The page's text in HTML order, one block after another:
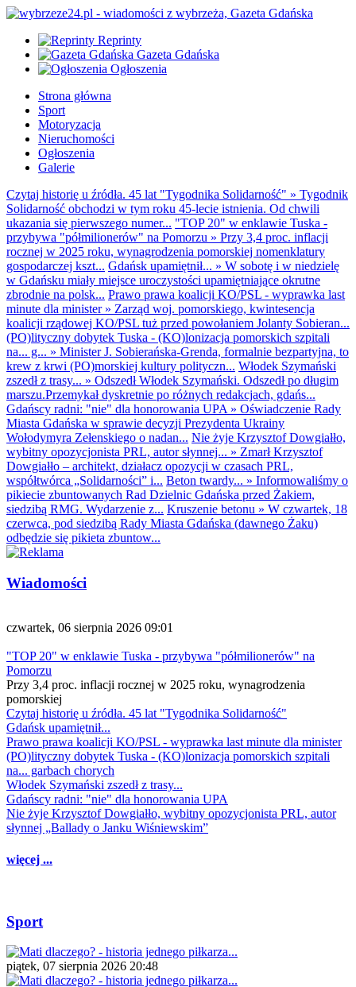
Reprinty
Gazeta Gdańska
Ogłoszenia
Strona główna
Sport
Motoryzacja
Nieruchomości
Ogłoszenia
Galerie
Czytaj historię u źródła. 45 lat "Tygodnika Solidarność" » Tygodnik
Solidarność obchodzi w tym roku 45-lecie istnienia. Od chwili
ukazania się pierwszego numer... "TOP 20" w enklawie Tuska -
przybywa "półmilionerów" na Pomorzu » Przy 3,4 proc. inflacji
rocznej w 2025 roku, wynagrodzenia pomorskiej nomenklatury
gospodarczej kszt... Gdańsk upamiętnił... » W sobotę i w niedzielę
w Gdańsku miały miejsce uroczystości upamiętniające okrutne
zbrodnie na polsk... Prawo prawa koalicji KO/PSL - wyprawka last
minute dla minister» Zarząd woj. pomorskiego, kwintesencja
koalicji rządowej KO/PSL tuż przed powołaniem Jolanty Sobieran...
(PO)lityczny dobytek Tuska - (KO)lonizacja pomorskich szpitali
na... g... » Minister J. Sobierańska-Grenda, formalnie bezpartyjna, to
krew z krwi (PO)morskiej kultury polityczn... Włodek Szymański
zszedł z trasy... » Odszedł Włodek Szymański. Odszedł po długim
marszu.Przemykał dyskretnie po różnych redakcjach, gdańs...
Gdańscy radni: "nie" dla honorowania UPA » Oświadczenie Rady
Miasta Gdańska w sprawie decyzji Prezydenta Ukrainy
Wołodymyra Zełenskiego o nadan... Nie żyje Krzysztof Dowgiałło,
wybitny opozycjonista PRL, autor słynnej... » Zmarł Krzysztof
Dowgiałło – architekt, działacz opozycji w czasach PRL,
współtwórca „Solidarności” i... Beton twardy... » Informowaliśmy o
pikiecie zbuntowanych Rad Dzielnic Gdańska przed Żakiem,
siedzibą RMG. Wydarzenie z... Kruszenie betonu » W czwartek, 18
czerwca, pod siedzibą Rady Miasta Gdańska (dawnego Żaku)
odbędzie się pikieta zbuntow...
Wiadomości
czwartek, 06 sierpnia 2026 09:01
"TOP 20" w enklawie Tuska - przybywa "półmilionerów" na
Pomorzu
Przy 3,4 proc. inflacji rocznej w 2025 roku, wynagrodzenia
pomorskiej
Czytaj historię u źródła. 45 lat "Tygodnika Solidarność"
Gdańsk upamiętnił...
Prawo prawa koalicji KO/PSL - wyprawka last minute dla minister
(PO)lityczny dobytek Tuska - (KO)lonizacja pomorskich szpitali
na... garbach chorych
Włodek Szymański zszedł z trasy...
Gdańscy radni: "nie" dla honorowania UPA
Nie żyje Krzysztof Dowgiałło, wybitny opozycjonista PRL, autor
słynnej „Ballady o Janku Wiśniewskim”
więcej ...
Sport
piątek, 07 sierpnia 2026 20:48